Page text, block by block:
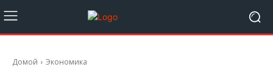
Домой Экономика